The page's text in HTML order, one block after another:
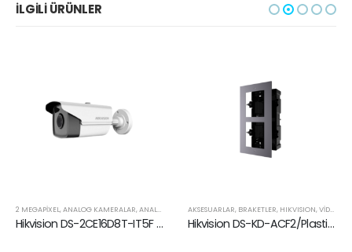
İLGILI ÜRÜNLER
,HIKVISION
2 MEGAPIXEL,ANALOG KAMERALAR,ANALOG ÜRÜNLER ,HIKVISION
Hikvision DS-2CE16D8T-IT5F 2 MP Ultra Düşük Işık Bullet Kamera
AKSESUARLAR, BRAKETLER, HIKVISION,VIDEO İNTERCOM AKSESUARLARI
Hikvision DS-KD-ACF2/Plastic 2. Görüntülü İnterkom Braketleri